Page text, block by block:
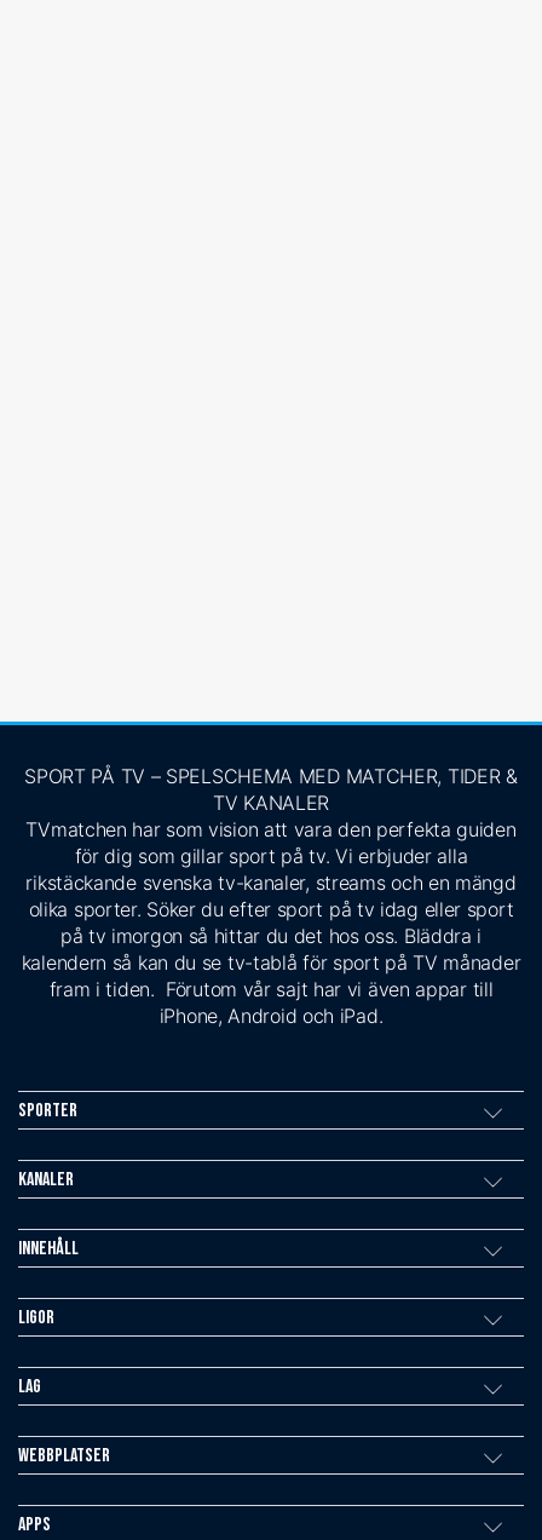
SPORT PÅ TV – SPELSCHEMA MED MATCHER, TIDER &
TV KANALER
TVmatchen har som vision att vara den perfekta guiden
för dig som gillar sport på tv. Vi erbjuder alla
rikstäckande svenska tv-kanaler, streams och en mängd
olika sporter. Söker du efter sport på tv idag eller sport
på tv imorgon så hittar du det hos oss. Bläddra i
kalendern så kan du se tv-tablå för sport på TV månader
fram i tiden. Förutom vår sajt har vi även appar till
iPhone, Android och iPad.
Sporter
Kanaler
Innehåll
Ligor
Lag
Webbplatser
Apps